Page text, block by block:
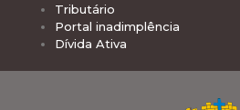
Tributário
Portal inadimplência
Dívida Ativa